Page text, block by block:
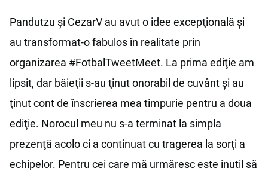
Pandutzu şi CezarV au avut o idee excepţională şi
au transformat-o fabulos în realitate prin
organizarea #FotbalTweetMeet. La prima ediţie am
lipsit, dar băieţii s-au ţinut onorabil de cuvânt şi au
ţinut cont de înscrierea mea timpurie pentru a doua
ediţie. Norocul meu nu s-a terminat la simpla
prezenţă acolo ci a continuat cu tragerea la sorţi a
echipelor. Pentru cei care mă urmăresc este inutil să